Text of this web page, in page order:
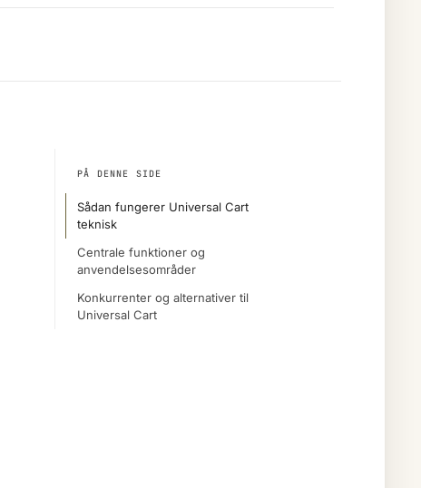
PÅ DENNE SIDE
Sådan fungerer Universal Cart
teknisk
Centrale funktioner og
anvendelsesområder
Konkurrenter og alternativer til
Universal Cart